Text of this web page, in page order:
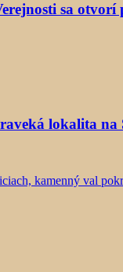
sa otvorí
lokalita na